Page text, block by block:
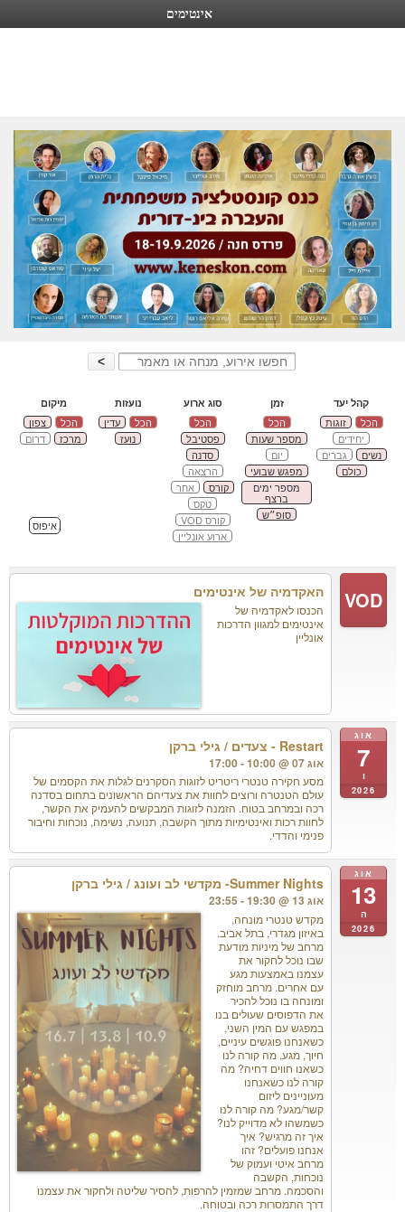
אינטימים
Search
קהל יעד
הכל
זוגות
יחידים
נשים
גברים
כולם
זמן
הכל
מספר שעות
יום
מפגש שבועי
מספר ימים
ברצף
סופ״ש
סוג ארוע
הכל
פסטיבל
סדנה
הרצאה
קורס
אחר
טקס
קורס VOD
ארוע אונליין
נועזות
הכל
עדין
נועז
מיקום
הכל
צפון
מרכז
דרום
איפוס
VOD האקדמיה של אינטימים
הכנסו לאקדמיה של
אינטימים למגוון הדרכות
אונליין
אוג
7
ו
2026
Restart - צעדים / גילי ברקן
אוג 07 @ 10:00 - 17:00
מסע חקירה טנטרי ריטריט לזוגות הסקרנים לגלות את הקסמים של
עולם הטנטרה ורוצים לחוות את צעדיהם הראשונים בתחום בסדנה
רכה ובמרחב בטוח. הזמנה לזוגות המבקשים להעמיק את הקשר,
לחוות רכות ואינטימיות מתוך הקשבה, תנועה, נשימה, נוכחות וחיבור
פנימי והדדי.
אוג
13
ה
2026
Summer Nights- מקדשי לב ועונג / גילי ברקן
אוג 13 @ 19:30 - 23:55
מקדש טנטרי מונחה,
באיזון מגדרי, בתל אביב.
מרחב של מיניות מודעת
שבו נוכל לחקור את
עצמנו באמצעות מגע
עם אחרים. מרחב מוחזק
ומונחה בו נוכל להכיר
את הדפוסים שעולים בנו
במפגש עם המין השני,
כשאנחנו פוגשים עיניים,
חיוך, מגע. מה קורה לנו
כשאנו חווים דחיה? מה
קורה לנו כשאנחנו
מעוניינים ליזום
קשר/מגע? מה קורה לנו
כשמשהו לא מדוייק לנו?
איך זה מרגיש? איך
אנחנו פועלים? זהו
מרחב איטי ועמוק של
נוכחות, הקשבה
והסכמה. מרחב שמזמין להרפות, להסיר שליטה ולחקור את עצמנו
דרך התמסרות רכה ובטוחה.